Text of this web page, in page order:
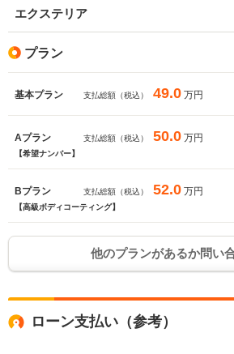
エクステリア
プラン
基本プラン 支払総額（税込） 49.0 万円
Aプラン 支払総額（税込） 50.0 万円
【希望ナンバー】
Bプラン 支払総額（税込） 52.0 万円
【高級ボディコーティング】
他のプランがあるか問い
ローン支払い（参考）